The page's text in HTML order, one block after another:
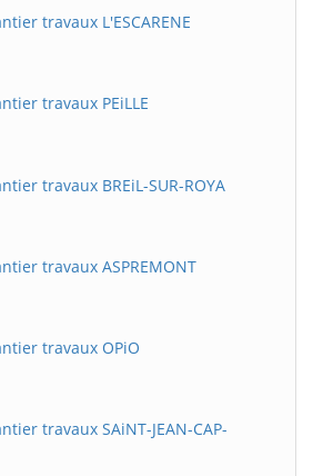
travaux L'ESCARENE
travaux PEiLLE
travaux BREiL-SUR-ROYA
travaux ASPREMONT
travaux OPiO
travaux SAiNT-JEAN-CAP-